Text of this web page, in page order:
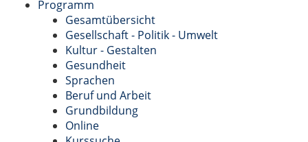
Programm
Gesamtübersicht
Gesellschaft - Politik - Umwelt
Kultur - Gestalten
Gesundheit
Sprachen
Beruf und Arbeit
Grundbildung
Online